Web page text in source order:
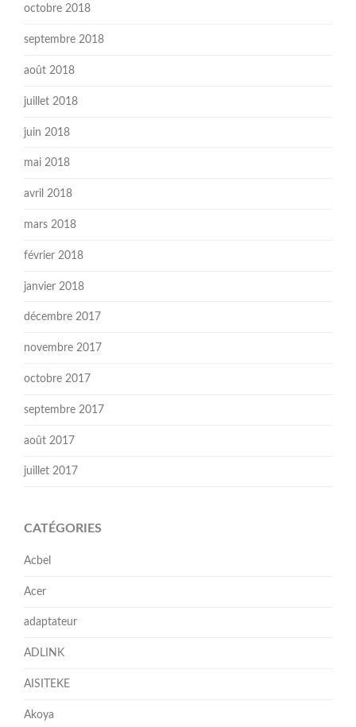
octobre 2018
septembre 2018
août 2018
juillet 2018
juin 2018
mai 2018
avril 2018
mars 2018
février 2018
janvier 2018
décembre 2017
novembre 2017
octobre 2017
septembre 2017
août 2017
juillet 2017
CATÉGORIES
Acbel
Acer
adaptateur
ADLINK
AISITEKE
Akoya